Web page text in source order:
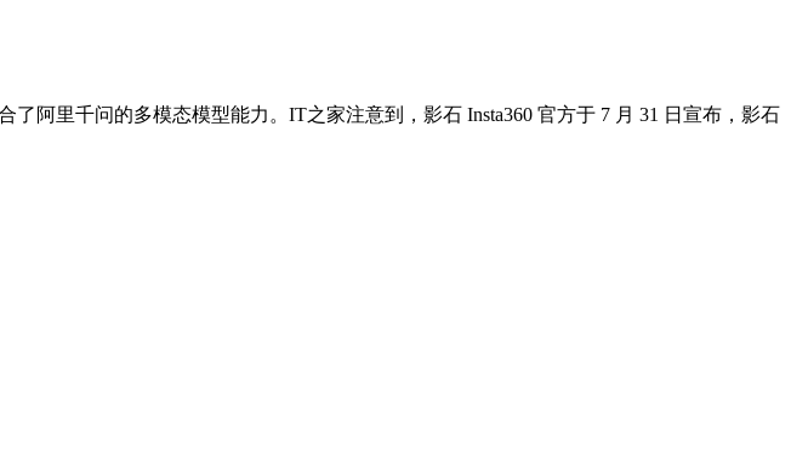
阿里千问的多模态模型能力。IT之家注意到，影石 Insta360 官方于 7 月 31 日宣布，影石